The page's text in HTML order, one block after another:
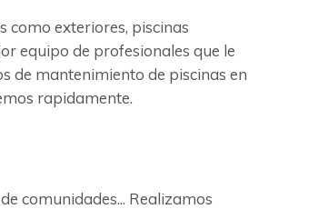
como exteriores, piscinas
equipo de profesionales que le
de mantenimiento de piscinas en
rapidamente.
comunidades... Realizamos